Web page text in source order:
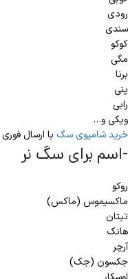
رودی
سندی
کوکو
مگی
برنا
پنی
رابی
ویکی و…
خرید شامپوی سگ با ارسال فوری
-اسم برای سگ نر
روکو
ماکسیموس (ماکس)
تیتان
هانک
آرچر
جکسون (جک)